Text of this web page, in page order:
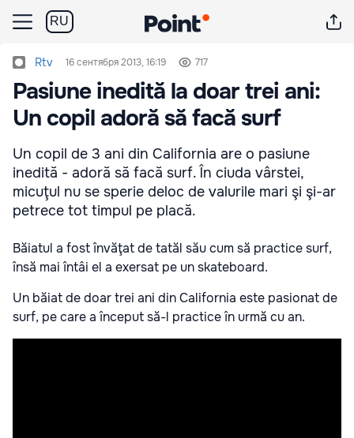
RU
Rtv 16 сентября 2013, 16:19 717
Pasiune inedită la doar trei ani:
Un copil adoră să facă surf
Un copil de 3 ani din California are o pasiune
inedită - adoră să facă surf. În ciuda vârstei,
micuţul nu se sperie deloc de valurile mari şi şi-ar
petrece tot timpul pe placă.
Băiatul a fost învăţat de tatăl său cum să practice surf,
însă mai întâi el a exersat pe un skateboard.
Un băiat de doar trei ani din California este pasionat de
surf, pe care a început să-l practice în urmă cu an.